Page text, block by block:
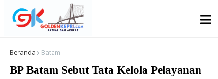
Beranda Batam
BP Batam Sebut Tata Kelola Pelayanan